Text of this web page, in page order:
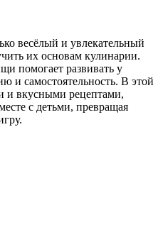
весёлый и увлекательный
их основам кулинарии.
помогает развивать у
и самостоятельность. В этой
и вкусными рецептами,
с детьми, превращая